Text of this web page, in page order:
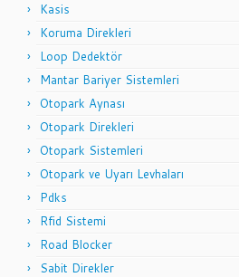
Kasis
Koruma Direkleri
Loop Dedektör
Mantar Bariyer Sistemleri
Otopark Aynası
Otopark Direkleri
Otopark Sistemleri
Otopark ve Uyarı Levhaları
Pdks
Rfid Sistemi
Road Blocker
Sabit Direkler